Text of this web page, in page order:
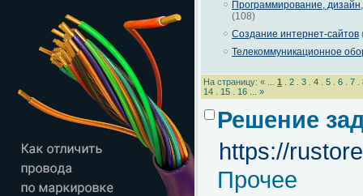
Программирование,
(108)
Создание интернет-сайтов
Телекоммуникационное
На страницу: « ... 1 2 3 4 5 6 7
14
15 16 »
Решение
https://
Прочее